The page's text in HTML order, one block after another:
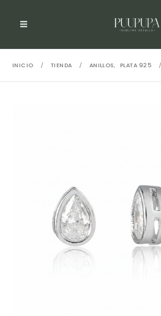
INICIO TIENDA ANILLOS, PLATA 925